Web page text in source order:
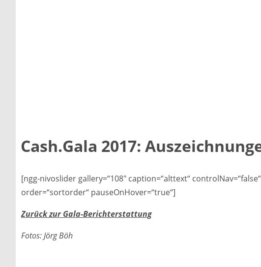
Cash.Gala 2017:
[ngg-nivoslider gallery=“108″ caption=“alttext“
order=“sortorder“ pauseOnHover=“true“]
Zurück zur Gala-Berichterstattung
Fotos: Jörg Böh